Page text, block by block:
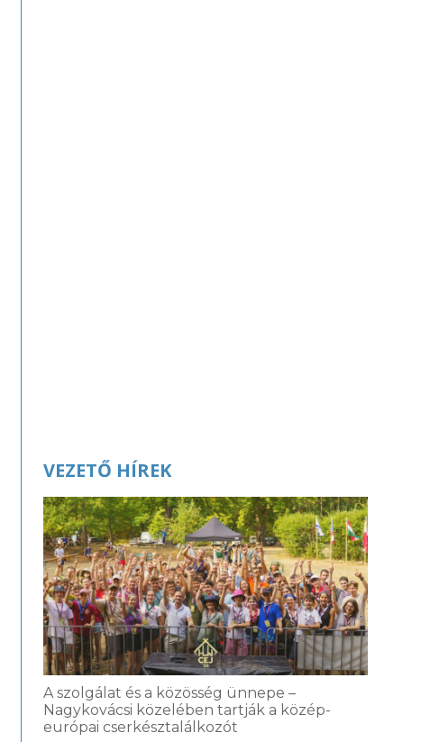
VEZETŐ HÍREK
A szolgálat és a közösség ünnepe –
Nagykovácsi közelében tartják a közép-
európai cserkésztalálkozót